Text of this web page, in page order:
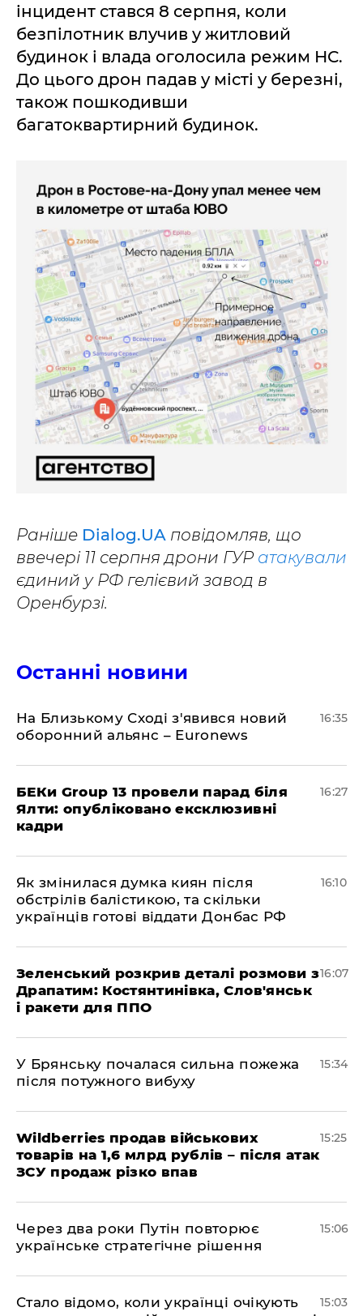
інцидент стався 8 серпня, коли
безпілотник влучив у житловий
будинок і влада оголосила режим НС.
До цього дрон падав у місті у березні,
також пошкодивши
багатоквартирний будинок.
Раніше Dialog.UA повідомляв, що
ввечері 11 серпня дрони ГУР атакували
єдиний у РФ гелієвий завод в
Оренбурзі.
Останні новини
На Близькому Сході з'явився новий
оборонний альянс – Euronews
16:35
БЕКи Group 13 провели парад біля
Ялти: опубліковано ексклюзивні
кадри
16:27
Як змінилася думка киян після
обстрілів балістикою, та скільки
українців готові віддати Донбас РФ
16:10
Зеленський розкрив деталі розмови з
Драпатим: Костянтинівка, Слов'янськ
і ракети для ППО
16:07
У Брянську почалася сильна пожежа
після потужного вибуху
15:34
Wildberries продав військових
товарів на 1,6 млрд рублів – після атак
ЗСУ продаж різко впав
15:25
Через два роки Путін повторює
українське стратегічне рішення
15:06
Стало відомо, коли українці очікують
15:03